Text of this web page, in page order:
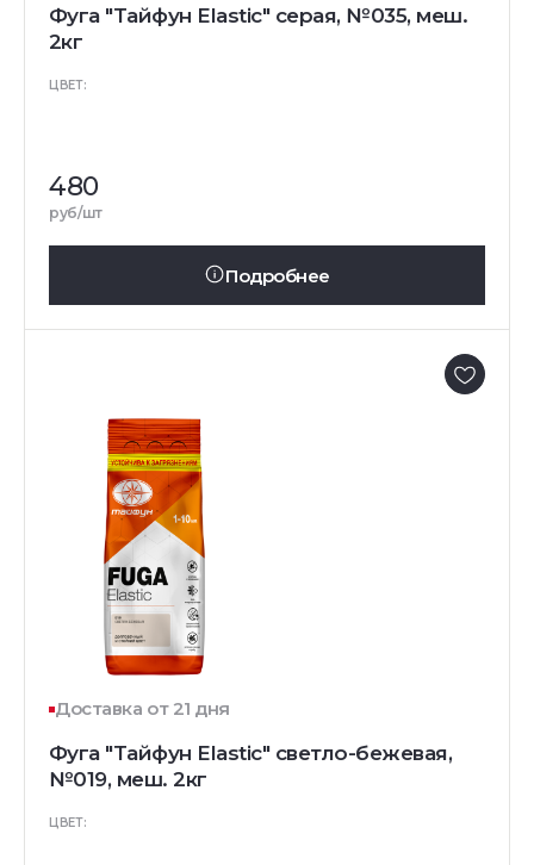
Фуга "Тайфун Elastic" серая, №035, меш.
2кг
ЦВЕТ:
480
руб/шт
Подробнее
Доставка от 21 дня
Фуга "Тайфун Elastic" светло-бежевая,
№019, меш. 2кг
ЦВЕТ: